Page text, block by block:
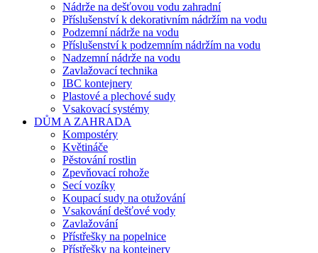
Nádrže na dešťovou vodu zahradní
Příslušenství k dekorativním nádržím na vodu
Podzemní nádrže na vodu
Příslušenství k podzemním nádržím na vodu
Nadzemní nádrže na vodu
Zavlažovací technika
IBC kontejnery
Plastové a plechové sudy
Vsakovací systémy
DŮM A ZAHRADA
Kompostéry
Květináče
Pěstování rostlin
Zpevňovací rohože
Secí vozíky
Koupací sudy na otužování
Vsakování dešťové vody
Zavlažování
Přístřešky na popelnice
Přístřešky na kontejnery